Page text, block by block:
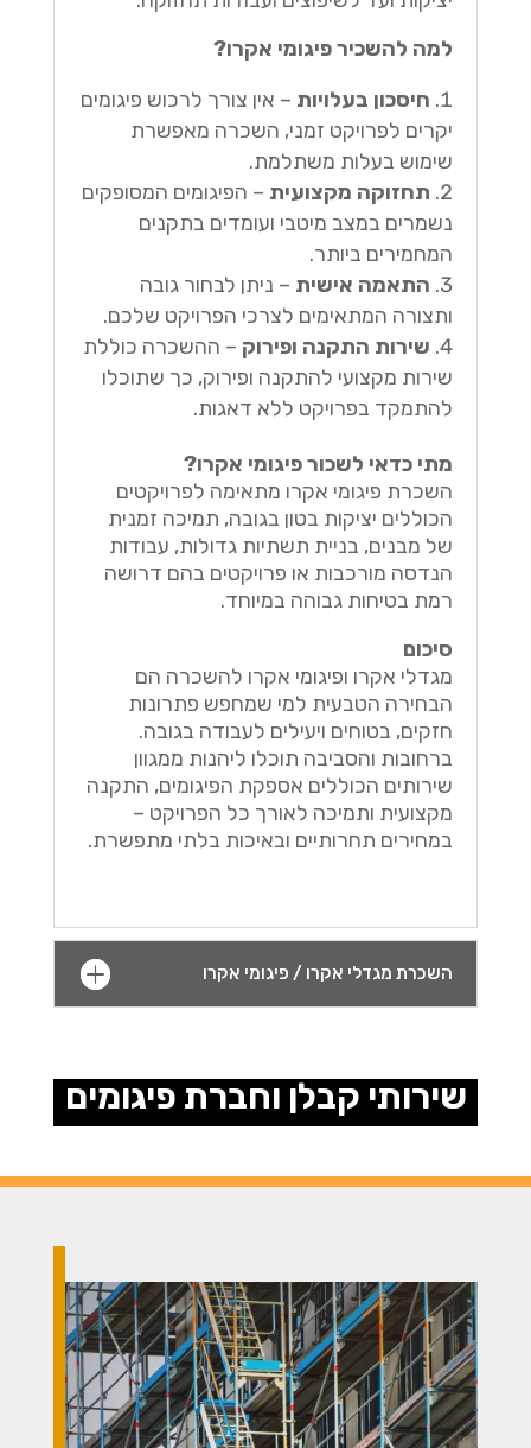
למה להשכיר פיגומי אקרו?
חיסכון בעלויות – אין צורך לרכוש פיגומים
יקרים לפרויקט זמני, השכרה מאפשרת
שימוש בעלות משתלמת.
תחזוקה מקצועית – הפיגומים המסופקים
נשמרים במצב מיטבי ועומדים בתקנים
המחמירים ביותר.
התאמה אישית – ניתן לבחור גובה
ותצורה המתאימים לצרכי הפרויקט שלכם.
שירות התקנה ופירוק – ההשכרה כוללת
שירות מקצועי להתקנה ופירוק, כך שתוכלו
להתמקד בפרויקט ללא דאגות.
מתי כדאי לשכור פיגומי אקרו?
השכרת פיגומי אקרו מתאימה לפרויקטים
הכוללים יציקות בטון בגובה, תמיכה זמנית
של מבנים, בניית תשתיות גדולות, עבודות
הנדסה מורכבות או פרויקטים בהם דרושה
רמת בטיחות גבוהה במיוחד.
סיכום
מגדלי אקרו ופיגומי אקרו להשכרה הם
הבחירה הטבעית למי שמחפש פתרונות
חזקים, בטוחים ויעילים לעבודה בגובה.
ברחובות והסביבה תוכלו ליהנות ממגוון
שירותים הכוללים אספקת הפיגומים, התקנה
מקצועית ותמיכה לאורך כל הפרויקט –
במחירים תחרותיים ובאיכות בלתי מתפשרת.
השכרת מגדלי אקרו / פיגומי אקרו
שירותי קבלן וחברת פיגומים